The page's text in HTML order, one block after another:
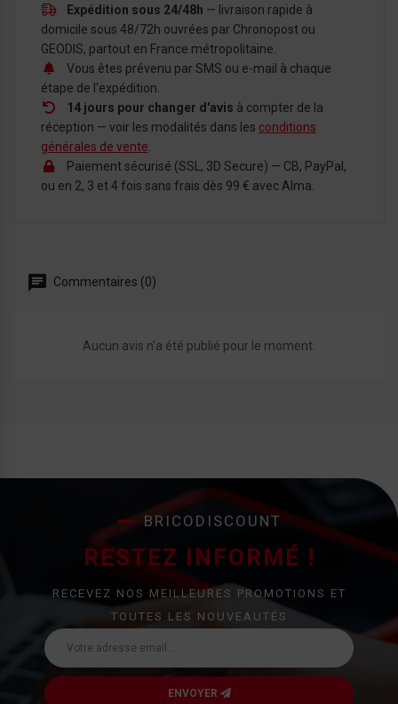
Expédition sous 24/48h — livraison rapide à
domicile sous 48/72h ouvrées par Chronopost ou
GEODIS, partout en France métropolitaine.
Vous êtes prévenu par SMS ou e-mail à chaque
étape de l'expédition.
14 jours pour changer d'avis à compter de la
réception — voir les modalités dans les conditions
générales de vente
Paiement sécurisé (SSL, 3D Secure) — CB, PayPal,
ou en 2, 3 et 4 fois sans frais dès 99 € avec Alma.
Commentaires (0)
Aucun avis n'a été publié pour le moment.
BRICODISCOUNT
RESTEZ INFORMÉ !
RECEVEZ NOS MEILLEURES PROMOTIONS ET
TOUTES LES NOUVEAUTÉS
ENVOYER